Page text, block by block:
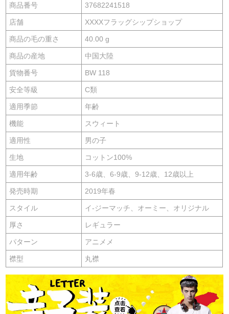
商品番号 37682241518
店舗 XXXXフラッグシップショップ
商品の毛の重さ 40.00 g
商品の産地 中国大陸
貨物番号 BW 118
安全等級 C類
適用季節 年齢
機能 スウィート
適用性 男の子
生地 コットン100%
適用年齢 3-6歳、6-9歳、9-12歳、12歳以上
発売時期 2019年春
スタイル イ-ジーマッチ、オーミー、オリジナル
厚さ レギュラー
パターン アニメメ
襟型 丸襟